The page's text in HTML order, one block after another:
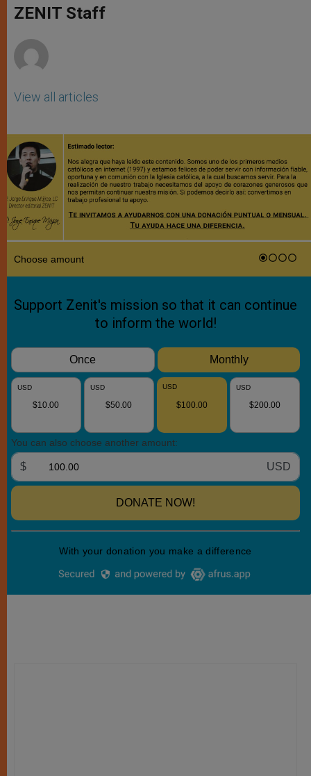
p
p
g
e
o
k
ZENIT Staff
View all articles